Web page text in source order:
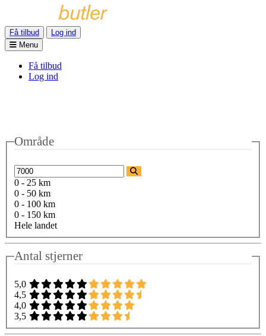
Få tilbud
Log ind
Menu
Få tilbud
Log ind
Område
0 - 25 km
0 - 50 km
0 - 100 km
0 - 150 km
Hele landet
Antal stjerner
5,0
4,5
4,0
3,5